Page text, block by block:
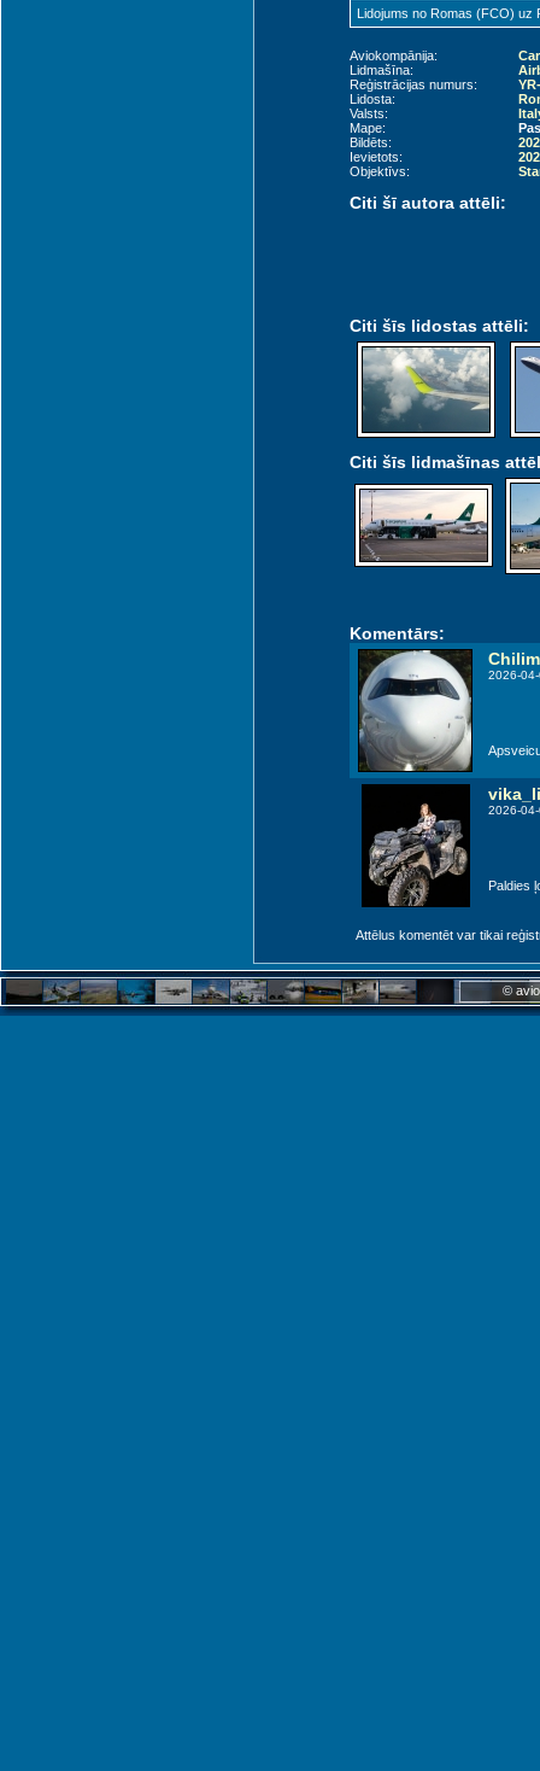
Lidojums no Romas (FCO) uz
Aviokompānija:
Lidmašīna:
Reģistrācijas numurs:
Lidosta:
Valsts:
Mape:
Bildēts:
Ievietots:
Objektīvs:
Citi šī autora attēli:
Citi šīs lidostas attēli:
Citi šīs lidmašīnas
Komentārs:
2026-
2026-
Paldies
Attēlus komentēt var tikai
©